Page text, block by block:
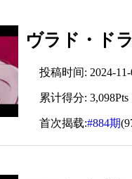
ヴラド・ド
投稿时间: 2024-11-
累计得分: 3,098Pts
首次揭载:#884期